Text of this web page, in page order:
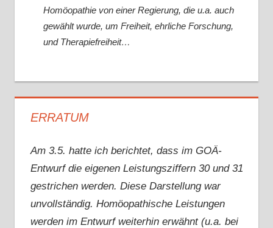
Homöopathie von einer Regierung, die u.a. auch
gewählt wurde, um Freiheit, ehrliche Forschung,
und Therapiefreiheit…
ERRATUM
Am 3.5. hatte ich berichtet, dass im GOÄ-
Entwurf die eigenen Leistungsziffern 30 und 31
gestrichen werden. Diese Darstellung war
unvollständig. Homöopathische Leistungen
werden im Entwurf weiterhin erwähnt (u.a. bei